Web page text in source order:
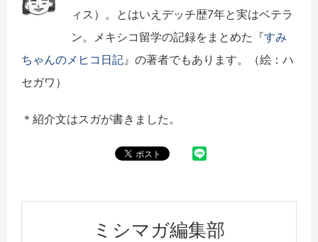
ィス）。とはいえデッチ歴7年と実はベテラ
ン。メキシコ留学の記録をまとめた『すみ
ちゃんのメヒコ日記』の著者でもあります。（絵：ハ
セガワ）
＊紹介文はスガが書きました。
ミシマガ編集部